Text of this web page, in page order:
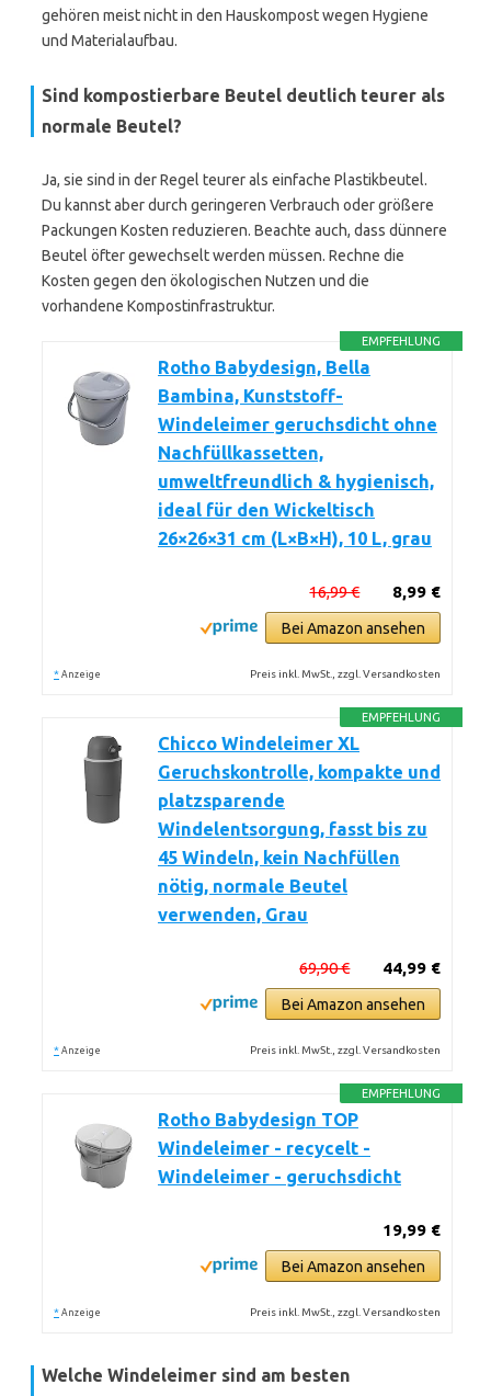
gehören meist nicht in den Hauskompost wegen Hygiene
und Materialaufbau.
Sind kompostierbare Beutel deutlich teurer als
normale Beutel?
Ja, sie sind in der Regel teurer als einfache Plastikbeutel.
Du kannst aber durch geringeren Verbrauch oder größere
Packungen Kosten reduzieren. Beachte auch, dass dünnere
Beutel öfter gewechselt werden müssen. Rechne die
Kosten gegen den ökologischen Nutzen und die
vorhandene Kompostinfrastruktur.
EMPFEHLUNG
Rotho Babydesign, Bella
Bambina, Kunststoff-
Windeleimer geruchsdicht ohne
Nachfüllkassetten,
umweltfreundlich & hygienisch,
ideal für den Wickeltisch
26×26×31 cm (L×B×H), 10 L, grau
8,99 €
16,99 €
Bei Amazon ansehen
* Anzeige Preis inkl. MwSt., zzgl. Versandkosten
EMPFEHLUNG
Chicco Windeleimer XL
Geruchskontrolle, kompakte und
platzsparende
Windelentsorgung, fasst bis zu
45 Windeln, kein Nachfüllen
nötig, normale Beutel
verwenden, Grau
44,99 €
69,90 €
Bei Amazon ansehen
* Anzeige Preis inkl. MwSt., zzgl. Versandkosten
EMPFEHLUNG
Rotho Babydesign TOP
Windeleimer - recycelt -
Windeleimer - geruchsdicht
19,99 €
Bei Amazon ansehen
* Anzeige Preis inkl. MwSt., zzgl. Versandkosten
Welche Windeleimer sind am besten